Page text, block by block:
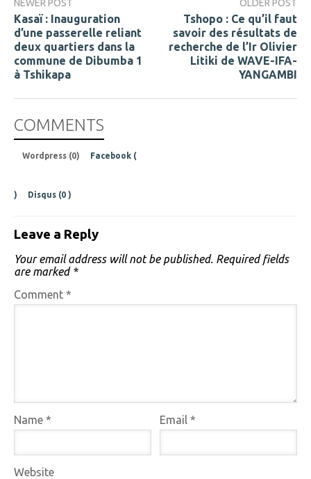
NEWER POST
Kasaï : Inauguration
d’une passerelle reliant
deux quartiers dans la
commune de Dibumba 1
à Tshikapa
OLDER POST
Tshopo : Ce qu’il faut
savoir des résultats de
recherche de l’Ir Olivier
Litiki de WAVE-IFA-
YANGAMBI
COMMENTS
Wordpress (0) Facebook (
) Disqus (0 )
Leave a Reply
Your email address will not be published. Required fields
are marked *
Comment *
Name * Email*
Website